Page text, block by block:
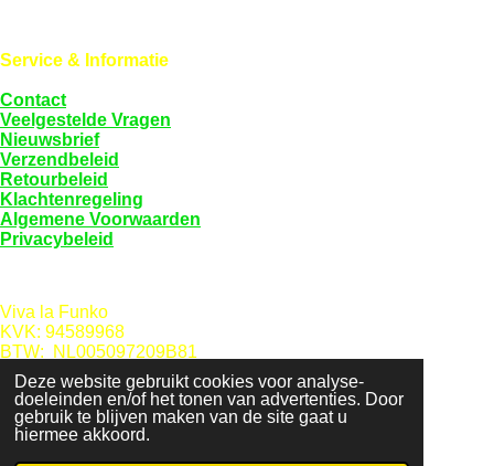
Deze website gebruikt cookies voor analyse-
doeleinden en/of het tonen van advertenties. Door
gebruik te blijven maken van de site gaat u
hiermee akkoord.
Service & Informatie
Contact
Veelgestelde Vragen
Nieuwsbrief
Verzendbeleid
Retourbeleid
Klachtenregeling
Algemene Voorwaarden
Privacybeleid
Viva la Funko
KVK: 94589968
BTW: NL005097209B81
F
a
© 2022 - 2026 Viva la Funko